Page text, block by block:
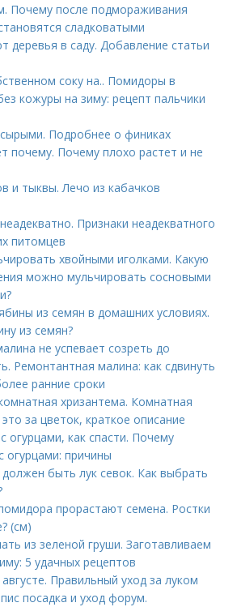
Почему после подмораживания
сладковатыми
деревья в саду. Добавление статьи
соку на.. Помидоры в
кожуры на зиму: рецепт пальчики
Подробнее о финиках
почему. Почему плохо растет и не
и тыквы. Лечо из кабачков
Признаки неадекватного
питомцев
хвойными иголками. Какую
можно мульчировать сосновыми
из семян в домашних условиях.
из семян?
не успевает созреть до
Ремонтантная малина: как сдвинуть
ранние сроки
хризантема. Комнатная
за цветок, краткое описание
огурцами, как спасти. Почему
огурцами: причины
быть лук севок. Как выбрать
прорастают семена. Ростки
(см)
из зеленой груши. Заготавливаем
5 удачных рецептов
Правильный уход за луком
посадка и уход форум.